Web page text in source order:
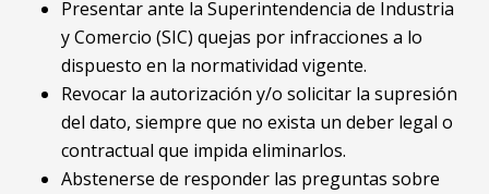
Presentar ante la Superintendencia de Industria
y Comercio (SIC) quejas por infracciones a lo
dispuesto en la normatividad vigente.
Revocar la autorización y/o solicitar la supresión
del dato, siempre que no exista un deber legal o
contractual que impida eliminarlos.
Abstenerse de responder las preguntas sobre